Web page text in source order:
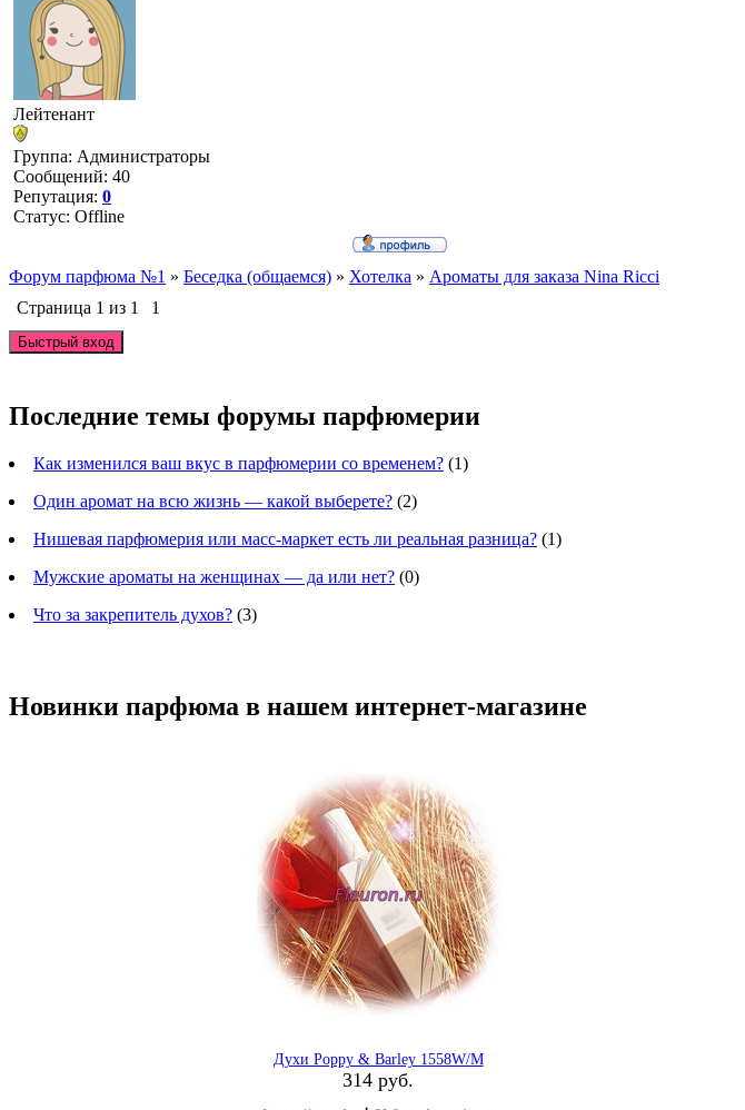
Лейтенант
Группа: Администраторы
Сообщений: 40
Репутация: 0
Статус: Offline
Форум парфюма №1 » Беседка (общаемся) » Хотелка » Ароматы для заказа Nina Ricci
Страница 1 из 1
1
Последние темы форумы парфюмерии
Как изменился ваш вкус в парфюмерии со временем? (1)
Один аромат на всю жизнь — какой выберете? (2)
Нишевая парфюмерия или масс-маркет есть ли реальная разница? (1)
Мужские ароматы на женщинах — да или нет? (0)
Что за закрепитель духов? (3)
Новинки парфюма в нашем интернет-магазине
Духи Poppy & Barley 1558W/M
314 руб.